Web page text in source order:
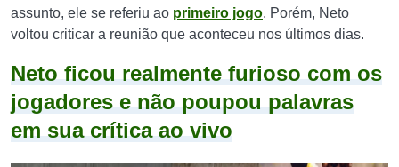
assunto, ele se referiu ao primeiro jogo. Porém, Neto
voltou criticar a reunião que aconteceu nos últimos dias.
Neto ficou realmente furioso com os
jogadores e não poupou palavras
em sua crítica ao vivo